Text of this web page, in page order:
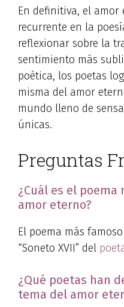
En definitiva, el amor
recurrente en la
reflexionar sobre la
sentimiento más
poética, los poetas
misma del amor
mundo lleno de
únicas.
Preguntas
¿Cuál es el
amor eterno?
El poema más
“Soneto XVII” del
¿Qué poetas han
tema del amor